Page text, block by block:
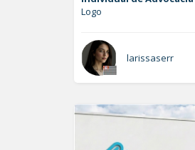
Logo
larissaserr